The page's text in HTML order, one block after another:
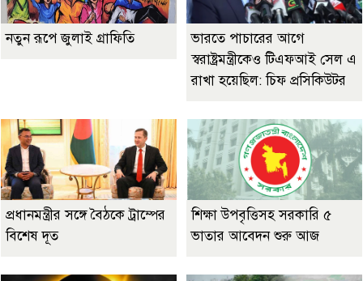
নতুন রূপে জুলাই গ্রাফিতি
ভারতে পাচারের আগে
স্বরাষ্ট্রমন্ত্রীকেও টিএফআই সেল এ
রাখা হয়েছিল: চিফ প্রসিকিউটর
প্রধানমন্ত্রীর সঙ্গে বৈঠকে ট্রাম্পের
বিশেষ দূত
শিক্ষা উপবৃত্তিসহ সরকারি ৫
ভাতার আবেদন শুরু আজ